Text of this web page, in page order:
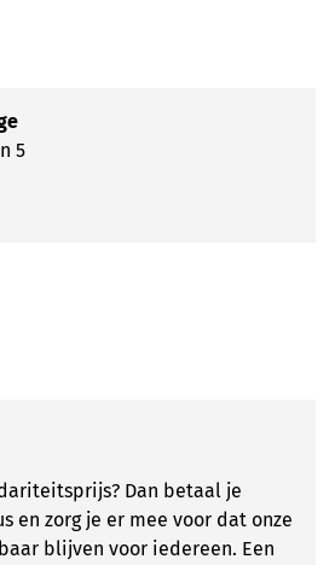
5
Dan betaal je
en zorg je er mee voor dat onze
blijven voor iedereen. Een